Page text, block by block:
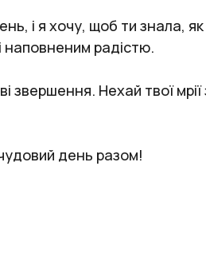
і я хочу, щоб ти знала,
наповненим радістю.
звершення. Нехай твої
день разом!